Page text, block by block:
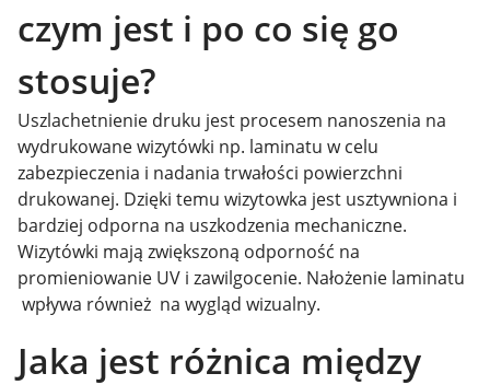
czym jest i po co się go
stosuje?
Uszlachetnienie druku jest procesem nanoszenia na
wydrukowane wizytówki np. laminatu w celu
zabezpieczenia i nadania trwałości powierzchni
drukowanej. Dzięki temu wizytowka jest usztywniona i
bardziej odporna na uszkodzenia mechaniczne.
Wizytówki mają zwiększoną odporność na
promieniowanie UV i zawilgocenie. Nałożenie laminatu
wpływa również na wygląd wizualny.
Jaka jest różnica między